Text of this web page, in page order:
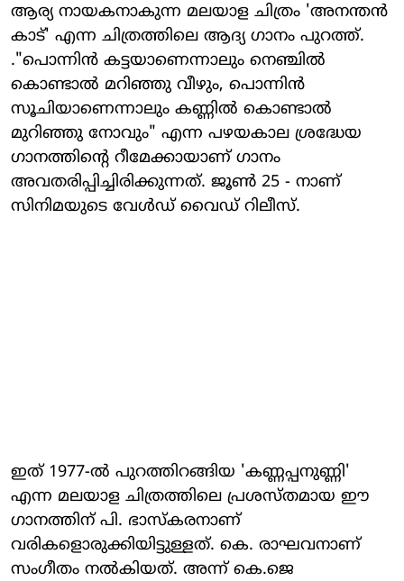
ആര്യ നായകനാകുന്ന മലയാള ചിത്രം 'അനന്തൻ
കാട്' എന്ന ചിത്രത്തിലെ ആദ്യ ഗാനം പുറത്ത്.
."പൊന്നിൻ കട്ടയാണെന്നാലും നെഞ്ചിൽ
കൊണ്ടാൽ മറിഞ്ഞു വീഴും, പൊന്നിൻ
സൂചിയാണെന്നാലും കണ്ണിൽ കൊണ്ടാൽ
മുറിഞ്ഞു നോവും" എന്ന പഴയകാല ശ്രദ്ധേയ
ഗാനത്തിൻ്റെ റീമേക്കായാണ് ഗാനം
അവതരിപ്പിച്ചിരിക്കുന്നത്. ജൂൺ 25 - നാണ്
സിനിമയുടെ വേൾഡ് വൈഡ് റിലീസ്.
ഇത് 1977-ൽ പുറത്തിറങ്ങിയ 'കണ്ണപ്പനുണ്ണി'
എന്ന മലയാള ചിത്രത്തിലെ പ്രശസ്തമായ ഈ
ഗാനത്തിന് പി. ഭാസ്കരനാണ്
വരികളൊരുക്കിയിട്ടുള്ളത്. കെ. രാഘവനാണ്
സംഗീതം നൽകിയത്. അന്ന് കെ.ജെ